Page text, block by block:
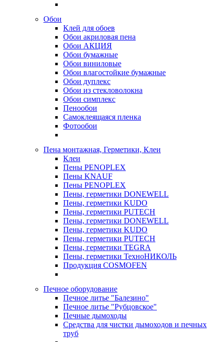
Обои
Клей для обоев
Обои акриловая пена
Обои АКЦИЯ
Обои бумажные
Обои виниловые
Обои влагостойкие бумажные
Обои дуплекс
Обои из стекловолокна
Обои симплекс
Пенообои
Самоклеящаяся пленка
Фотообои
Пена монтажная, Герметики, Клеи
Клеи
Пены PENOPLEX
Пены KNAUF
Пены PENOPLEX
Пены, герметики DONEWELL
Пены, герметики KUDO
Пены, герметики PUTECH
Пены, герметики DONEWELL
Пены, герметики KUDO
Пены, герметики PUTECH
Пены, герметики TEGRA
Пены, герметики ТехноНИКОЛЬ
Продукция COSMOFEN
Печное оборудование
Печное литье "Балезино"
Печное литье "Рубцовское"
Печные дымоходы
Средства для чистки дымоходов и печных
труб